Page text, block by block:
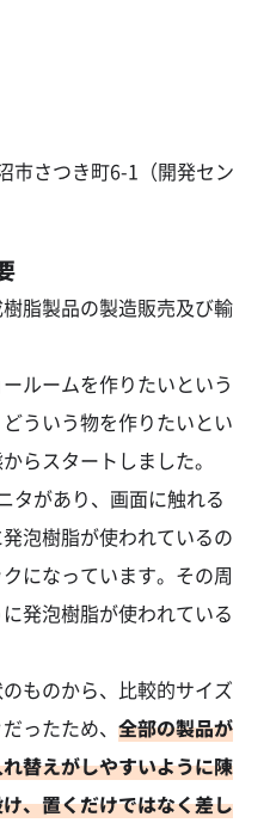
市さつき町6-1（開発セン
脂製品の製造販売及び輸
ルームを作りたいという
ういう物を作りたいとい
らスタートしました。
タがあり、画面に触れる
泡樹脂が使われているの
になっています。その周
発泡樹脂が使われている
ものから、比較的サイズ
ったため、 全部の製品が
替えがしやすいように陳
、置くだけではなく差し